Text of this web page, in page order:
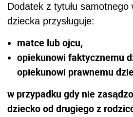
Dodatek z tytułu samotnego
dziecka przysługuje:
matce lub ojcu,
opiekunowi faktycznemu
opiekunowi prawnemu
w przypadku gdy nie
dziecko od drugiego z